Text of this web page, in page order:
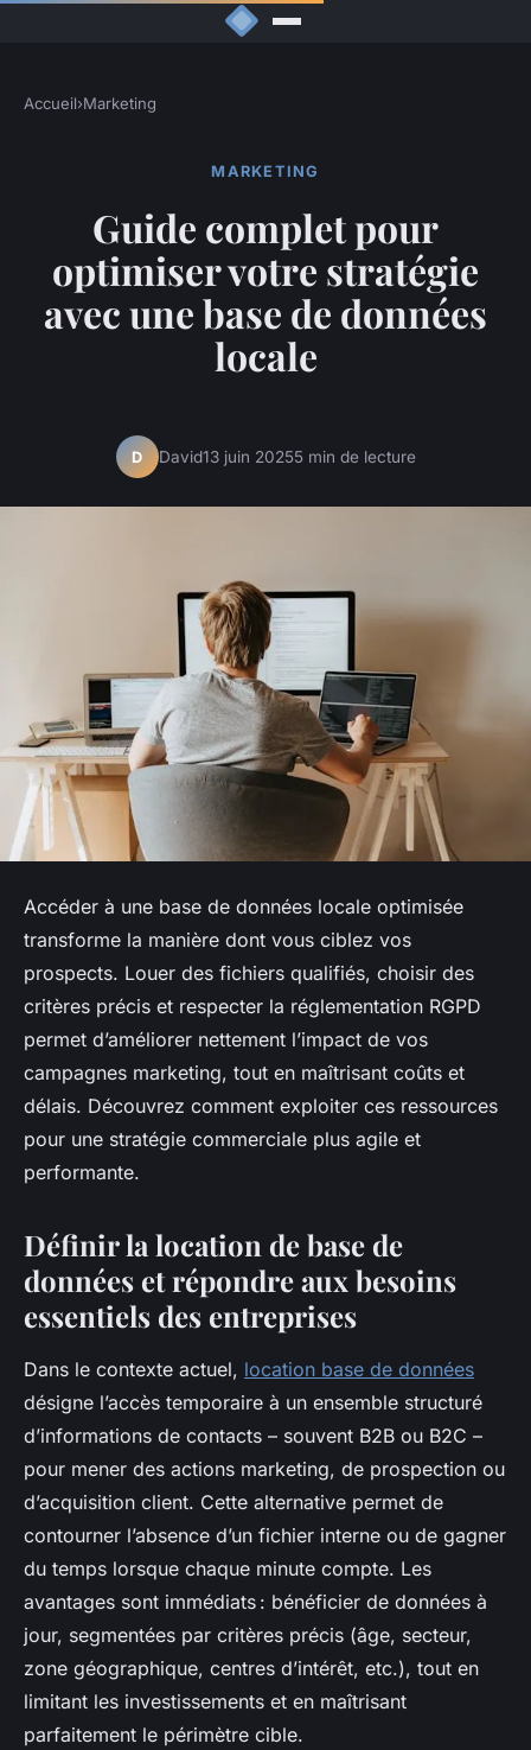
Accueil›Marketing
MARKETING
Guide complet pour
optimiser votre stratégie
avec une base de données
locale
D David13 juin 20255 min de lecture
Accéder à une base de données locale optimisée
transforme la manière dont vous ciblez vos
prospects. Louer des fichiers qualifiés, choisir des
critères précis et respecter la réglementation RGPD
permet d’améliorer nettement l’impact de vos
campagnes marketing, tout en maîtrisant coûts et
délais. Découvrez comment exploiter ces ressources
pour une stratégie commerciale plus agile et
performante.
Définir la location de base de
données et répondre aux besoins
essentiels des entreprises
Dans le contexte actuel, location base de données
désigne l’accès temporaire à un ensemble structuré
d’informations de contacts – souvent B2B ou B2C –
pour mener des actions marketing, de prospection ou
d’acquisition client. Cette alternative permet de
contourner l’absence d’un fichier interne ou de gagner
du temps lorsque chaque minute compte. Les
avantages sont immédiats : bénéficier de données à
jour, segmentées par critères précis (âge, secteur,
zone géographique, centres d’intérêt, etc.), tout en
limitant les investissements et en maîtrisant
parfaitement le périmètre cible.